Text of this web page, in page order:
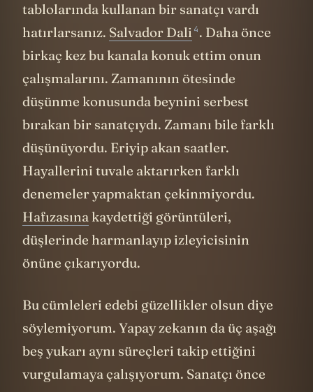
tablolarında kullanan bir sanatçı vardı
hatırlarsanız. Salvador Dali 4. Daha önce
birkaç kez bu kanala konuk ettim onun
çalışmalarını. Zamanının ötesinde
düşünme konusunda beynini serbest
bırakan bir sanatçıydı. Zamanı bile farklı
düşünüyordu. Eriyip akan saatler.
Hayallerini tuvale aktarırken farklı
denemeler yapmaktan çekinmiyordu.
Hafızasına kaydettiği görüntüleri,
düşlerinde harmanlayıp izleyicisinin
önüne çıkarıyordu.
Bu cümleleri edebi güzellikler olsun diye
söylemiyorum. Yapay zekanın da üç aşağı
beş yukarı aynı süreçleri takip ettiğini
vurgulamaya çalışıyorum. Sanatçı önce